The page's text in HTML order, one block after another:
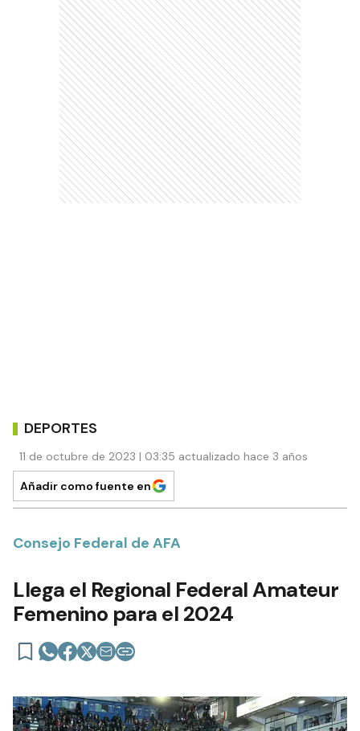
DEPORTES
11 de octubre de 2023 | 03:35 actualizado hace 3 años
Añadir como fuente en
Consejo Federal de AFA
Llega el Regional Federal Amateur
Femenino para el 2024